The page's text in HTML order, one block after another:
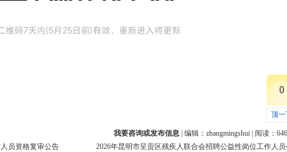
0
顶一
我要咨询或发布信息 | 编辑： zhangmingshui | 阅读：
员资格复审公告
2026年昆明市呈贡区残疾人联合会招聘公益性岗位工作人